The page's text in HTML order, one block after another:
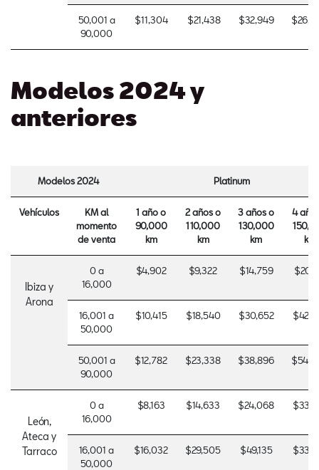
50,001 a
90,000
$11,304 $21,438 $32,949
Modelos 2024 y
anteriores
Modelos 2024 Platinum
Vehículos
KM al
momento
de venta
1 año o
90,000
km
2 años o
110,000
km
3 años o
130,000
km
4
km
Ibiza y
Arona
0 a
16,000
$4,902 $9,322 $14,759
16,001 a
50,000
$10,415 $18,540 $30,652
50,001 a
90,000
$12,782 $23,338 $38,896
León,
Ateca y
Tarraco
0 a
16,000
$8,163 $14,633 $24,068
16,001 a
50,000
$16,032 $29,505 $49,135